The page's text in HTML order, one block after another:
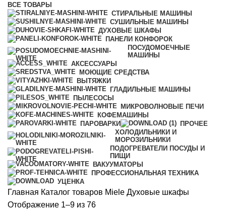
ВСЕ ТОВАРЫ
СТИРАЛЬНЫЕ МАШИНЫ
СУШИЛЬНЫЕ МАШИНЫ
ДУХОВЫЕ ШКАФЫ
ПАНЕЛИ КОНФОРОК
ПОСУДОМОЕЧНЫЕ
МАШИНЫ
АКСЕССУАРЫ
МОЮЩИЕ СРЕДСТВА
ВЫТЯЖКИ
ГЛАДИЛЬНЫЕ МАШИНЫ
ПЫЛЕСОСЫ
МИКРОВОЛНОВЫЕ ПЕЧИ
КОФЕМАШИНЫ
ПАРОВАРКИ
ПРОЧЕЕ
ХОЛОДИЛЬНИКИ И
МОРОЗИЛЬНИКИ
ПОДОГРЕВАТЕЛИ ПОСУДЫ И
ПИЩИ
ВАКУУМАТОРЫ
ПРОФЕССИОНАЛЬНАЯ ТЕХНИКА
УЦЕНКА
Главная Каталог товаров Miele Духовые шкафы
Отображение 1–9 из 76Сортировка: